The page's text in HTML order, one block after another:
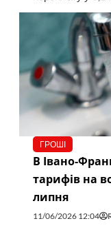
ГРОШІ
В Івано-
тарифів на
липня
11/06/2026 12:04